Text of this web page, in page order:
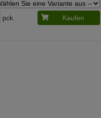
pck. Kaufen